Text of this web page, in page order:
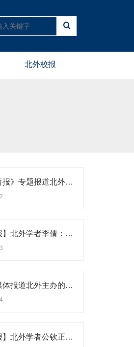
北外校报
《中国教育报》专题报道北外师生社会实践活动
【经济日报】北外学者李倩：加速产学研用深度融合
多家主流媒体报道北外主办的首届“中华文明传播力影响力高端论坛”
【光明日报】北外学者公钦正、秦惠民：以优质本科扩容撬动高教结构优化